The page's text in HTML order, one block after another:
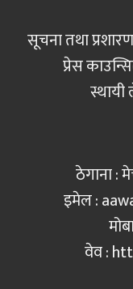
सूचना तथा
प्रेस
ठेगाना :
इमेल :
वेव :